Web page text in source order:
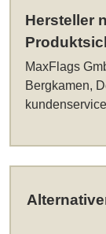
Hersteller
MaxFlags
Bergkamen,